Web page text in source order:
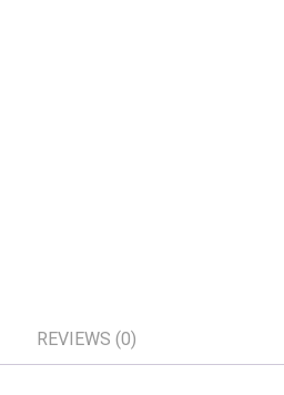
REVIEWS (0)